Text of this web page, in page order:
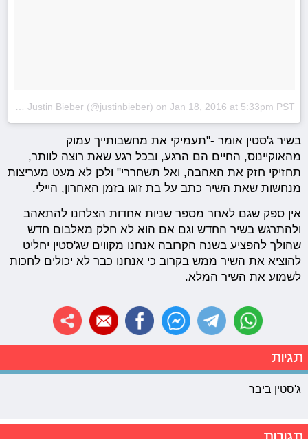
on Jan 18, 2016 at 5:33pm PST
בשיר ג'סטין אומר -"תעמיקי את מחשבותייך עמוק
מהאוקיינוס, החיים הם הרגע, ובכל רגע שאת רוצה לוותר,
תחזיקי חזק את האהבה, ואל תשחררי" ולכן לא מעט מעריצות
מנחשות שאת השיר כתב על בת זוגו בזמן האחרון, היילי.
אין ספק שגם לאחר מספר שניות אחדות הצלחנו להתאהב
ולהתרגש בשיר החדש וגם אם הוא לא חלק מאלבום חדש
שהולך להפציע בשנה הקרובה אנחנו מקווים שג'סטין יחליט
להוציא את השיר ממש בקרוב כי אנחנו כבר לא יכולים לחכות
לשמוע את השיר המלא.
תגיות
ג'סטין ביבר